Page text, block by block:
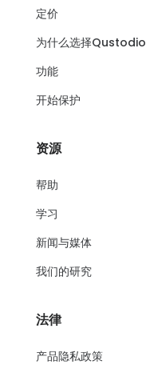
定价
为什么选择Qustodio
功能
开始保护
资源
帮助
学习
新闻与媒体
我们的研究
法律
产品隐私政策